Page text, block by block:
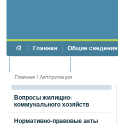
Главная Общие сведения
Главная / Авторизация
Вопросы жилищно-
коммунального хозяйств
Нормативно-правовые акты